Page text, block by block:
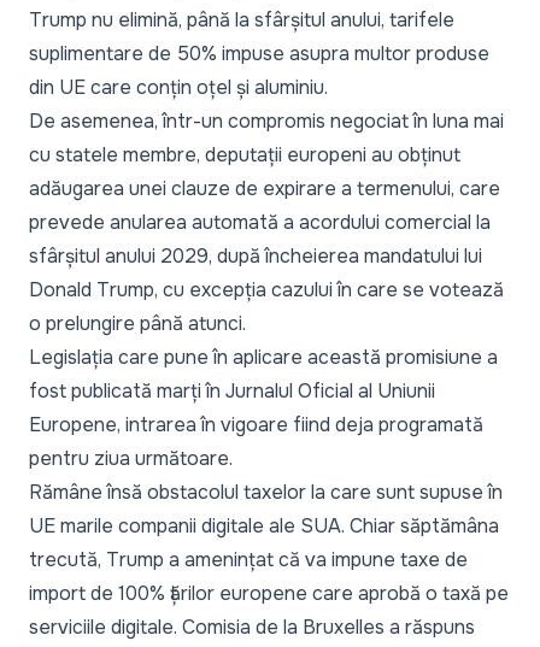
Trump nu elimină, până la sfârșitul anului, tarifele
suplimentare de 50% impuse asupra multor produse
din UE care conțin oțel și aluminiu.
De asemenea, într-un compromis negociat în luna mai
cu statele membre, deputații europeni au obținut
adăugarea unei clauze de expirare a termenului, care
prevede anularea automată a acordului comercial la
sfârșitul anului 2029, după încheierea mandatului lui
Donald Trump, cu excepția cazului în care se votează
o prelungire până atunci.
Legislația care pune în aplicare această promisiune a
fost publicată marți în Jurnalul Oficial al Uniunii
Europene, intrarea în vigoare fiind deja programată
pentru ziua următoare.
Rămâne însă obstacolul taxelor la care sunt supuse în
UE marile companii digitale ale SUA. Chiar săptămâna
trecută, Trump a amenințat că va impune taxe de
import de 100% țărilor europene care aprobă o taxă pe
serviciile digitale. Comisia de la Bruxelles a răspuns